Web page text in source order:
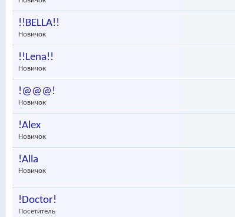
!!BELLA!!
Новичок
!!Lena!!
Новичок
!@@@!
Новичок
!Alex
Новичок
!Alla
Новичок
!Doctor!
Посетитель